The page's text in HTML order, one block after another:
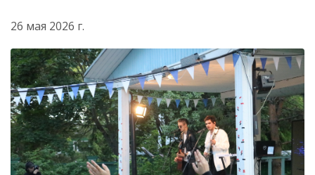
26 мая 2026 г.